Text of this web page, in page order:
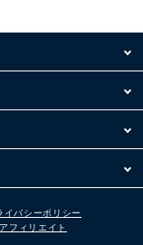
イバシーポリシー
アフィリエイト